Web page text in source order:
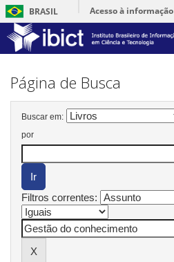
BRASIL
Acesso à informação
Skip
Página de Busca
Buscar em:
por
Filtros correntes: